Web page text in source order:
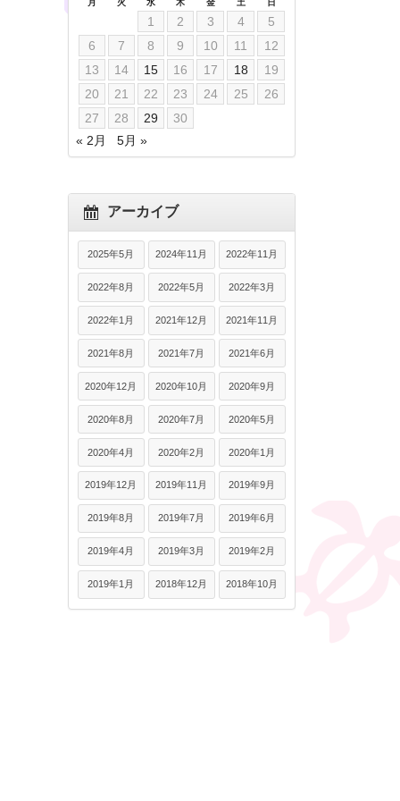
月 火 水 木 金 土 日
1 2 3 4
5
6
7 8 9 10 11
12
13
14 15 16 17 18
19
20
21 22 23 24 25
26
27
28 29
30
« 2月
5月 »
アーカイブ
2025年5月 2024年11月 2022年11月
2022年8月 2022年5月 2022年3月
2022年1月 2021年12月 2021年11月
2021年8月 2021年7月 2021年6月
2020年12月 2020年10月 2020年9月
2020年8月 2020年7月 2020年5月
2020年4月 2020年2月 2020年1月
2019年12月 2019年11月 2019年9月
2019年8月 2019年7月 2019年6月
2019年4月 2019年3月 2019年2月
2019年1月 2018年12月 2018年10月